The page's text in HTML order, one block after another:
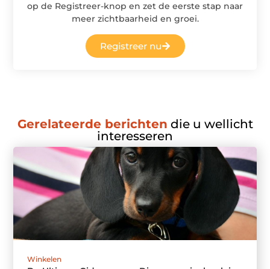
op de Registreer-knop en zet de eerste stap naar
meer zichtbaarheid en groei.
Registreer nu
Gerelateerde berichten die u wellicht
interesseren
Winkelen